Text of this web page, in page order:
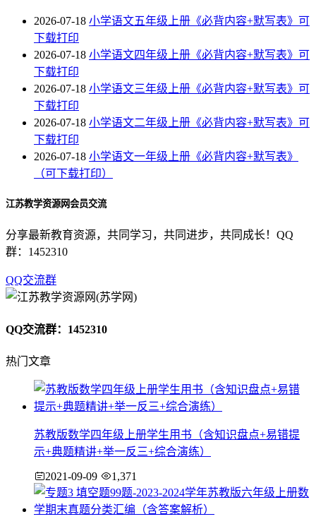
2026-07-18 小学语文五年级上册《必背内容+默写表》可
下载打印
2026-07-18 小学语文四年级上册《必背内容+默写表》可
下载打印
2026-07-18 小学语文三年级上册《必背内容+默写表》可
下载打印
2026-07-18 小学语文二年级上册《必背内容+默写表》可
下载打印
2026-07-18 小学语文一年级上册《必背内容+默写表》
（可下载打印）
江苏教学资源网会员交流
分享最新教育资源，共同学习，共同进步，共同成长！QQ
群：1452310
QQ交流群
QQ交流群：1452310
热门文章
苏教版数学四年级上册学生用书（含知识盘点+易错提
示+典题精讲+举一反三+综合演练）
2021-09-09 1,371